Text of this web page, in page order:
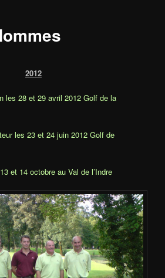
2012
les 28 et 29 avril 2012 Golf de la
les 23 et 24 juin 2012 Golf de
et 14 octobre au Val de l’Indre